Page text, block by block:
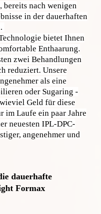
bereits nach wenigen
in der dauerhaften
bietet Ihnen
Enthaarung.
zwei Behandlungen
reduziert. Unsere
als eine
oder Sugaring -
Geld für diese
im Laufe ein paar Jahre
neuesten IPL-DPC-
angenehmer und
dauerhafte
Formax